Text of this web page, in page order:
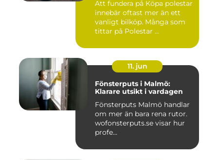
Att fundera på Köpa polestar
innebär oftast mer än ett
vanligt bilköp. Många som
tittar på Polestar ...
11. jun
Fönsterputs i Malmö:
Klarare utsikt i vardagen
Fönsterputs Malmö handlar
om mer än bara rena rutor.
wofonsterputs.se visar hur
profe...